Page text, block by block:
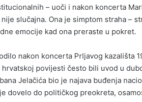
– uoči i nakon koncerta
slučajna. Ona je simptom straha –
emocije kad ona preraste u pokret.
nakon koncerta Prljavog kazališta
povijesti često bili uvod u
Jelačića bio je najava buđenja
dovelo do političkog preokreta,